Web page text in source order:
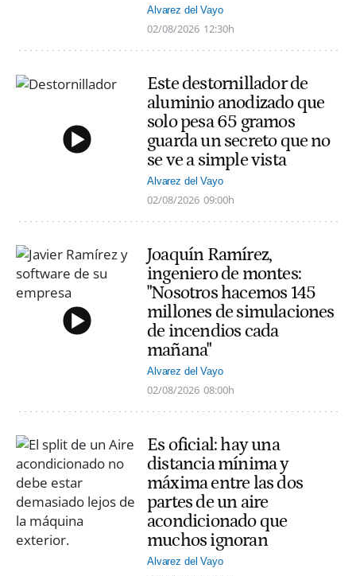
Alvarez del Vayo
02/08/2026 12:30h
Este destornillador de
aluminio anodizado que
solo pesa 65 gramos
guarda un secreto que no
se ve a simple vista
Alvarez del Vayo
02/08/2026 09:00h
Joaquín Ramírez,
ingeniero de montes:
"Nosotros hacemos 145
millones de simulaciones
de incendios cada
mañana"
Alvarez del Vayo
02/08/2026 08:00h
Es oficial: hay una
distancia mínima y
máxima entre las dos
partes de un aire
acondicionado que
muchos ignoran
Alvarez del Vayo